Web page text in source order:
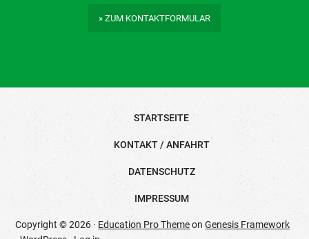
» ZUM KONTAKTFORMULAR
STARTSEITE
KONTAKT / ANFAHRT
DATENSCHUTZ
IMPRESSUM
Copyright © 2026 · Education Pro ThemeonGenesis Framework